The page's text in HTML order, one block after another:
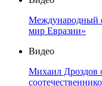
Международный
мир Евразии»
Видео
Михаил Дроздов